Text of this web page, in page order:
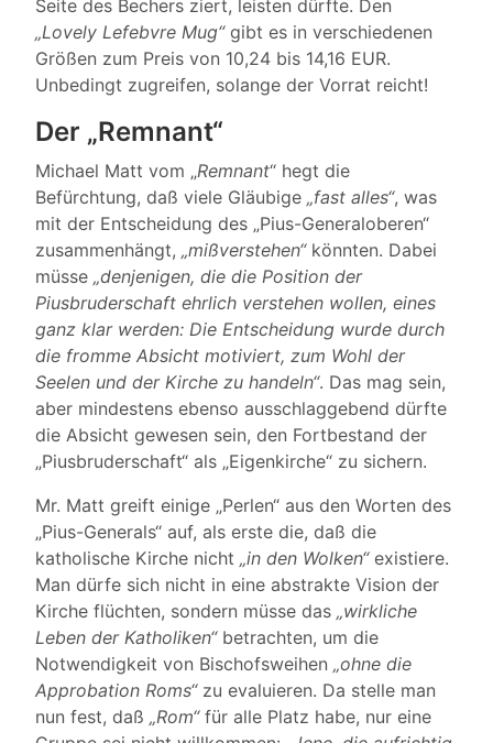
Seite des Bechers ziert, leisten dürfte. Den
„Lovely Lefebvre Mug“gibt es in verschiedenen
Größen zum Preis von 10,24 bis 14,16 EUR.
Unbedingt zugreifen, solange der Vorrat reicht!
Der „Remnant“
Michael Matt vom „Remnant“ hegt die
Befürchtung, daß viele Gläubige „fast alles“, was
mit der Entscheidung des „Pius-Generaloberen“
zusammenhängt, „mißverstehen“könnten. Dabei
müsse „denjenigen, die die Position der
Piusbruderschaft ehrlich verstehen wollen, eines
ganz klar werden: Die Entscheidung wurde durch
die fromme Absicht motiviert, zum Wohl der
Seelen und der Kirche zu handeln“. Das mag sein,
aber mindestens ebenso ausschlaggebend dürfte
die Absicht gewesen sein, den Fortbestand der
„Piusbruderschaft“ als „Eigenkirche“ zu sichern.
Mr. Matt greift einige „Perlen“ aus den Worten des
„Pius-Generals“ auf, als erste die, daß die
katholische Kirche nicht „in den Wolken“existiere.
Man dürfe sich nicht in eine abstrakte Vision der
Kirche flüchten, sondern müsse das „wirkliche
Leben der Katholiken“betrachten, um die
Notwendigkeit von Bischofsweihen „ohne die
Approbation Roms“zu evaluieren. Da stelle man
nun fest, daß „Rom“für alle Platz habe, nur eine